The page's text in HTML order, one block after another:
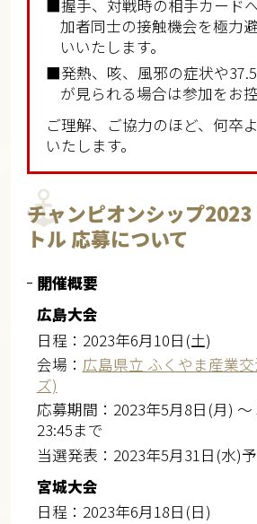
■握手、対戦時の相手カード
加者同士の接触機会を極力
いいたします。
■発熱、咳、風邪の症状や
が見られる場合は参加をお
ご理解、ご協力のほど、何卒
いたします。
チャンピオンシップ
トル 応募について
開催概要
広島大会
日程：2023年6月10日(土)
会場： 広島県立 ふくやま産業
ズ)
応募期間：2023年5月8日(月) ～
23:45まで
当選発表：2023年5月31日(水)
宮城大会
日程：2023年6月18日(日)